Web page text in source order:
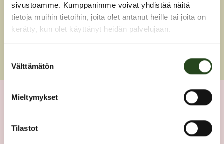
sivustoamme. Kumppanimme voivat yhdistää näitä
tietoja muihin tietoihin, joita olet antanut heille tai joita on
kerätty, kun olet käyttänyt heidän palvelujaan.
valinta
Välttämätön
Mieltymykset
Tilastot
SÄHKÖPOSTI